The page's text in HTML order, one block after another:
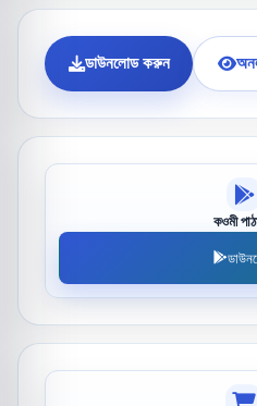
ডাউনলোড করুন
কওমী